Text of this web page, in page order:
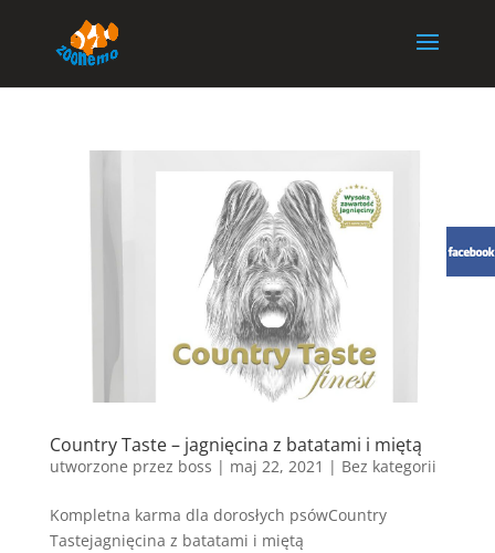
Country Taste – jagnięcina z batatami i miętą
utworzone przez boss | maj 22, 2021 | Bez kategorii
Kompletna karma dla dorosłych psówCountry
Tastejagnięcina z batatami i miętą